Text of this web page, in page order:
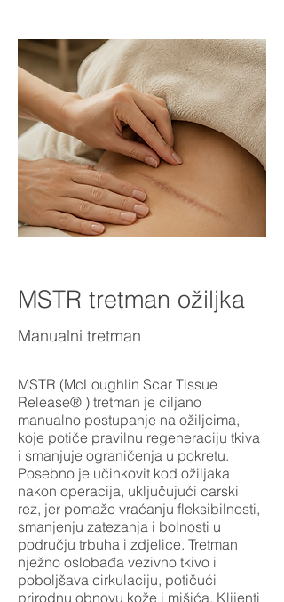
MSTR tretman ožiljka
Manualni tretman
MSTR (McLoughlin Scar Tissue
Release® ) tretman je ciljano
manualno postupanje na ožiljcima,
koje potiče pravilnu regeneraciju tkiva
i smanjuje ograničenja u pokretu.
Posebno je učinkovit kod ožiljaka
nakon operacija, uključujući carski
rez, jer pomaže vraćanju fleksibilnosti,
smanjenju zatezanja i bolnosti u
području trbuha i zdjelice. Tretman
nježno oslobađa vezivno tkivo i
poboljšava cirkulaciju, potičući
prirodnu obnovu kože i mišića. Klijenti